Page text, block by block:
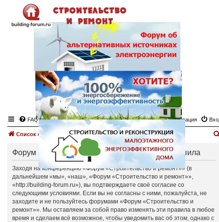
FAQ Регистрация
Список форумов
Форум «Строительство и ремонт» - Общие правила
Заходя на конференцию «Форум «Строительство и ремонт»» (в
дальнейшем «мы», «наш», «Форум «Строительство и ремонт»»,
«http://building-forum.ru»), вы подтверждаете своё согласие со
следующими условиями. Если вы не согласны с ними, пожалуйста, не
заходите и не пользуйтесь форумами «Форум «Строительство и
ремонт»». Мы оставляем за собой право изменять эти правила в любое
время и сделаем всё возможное, чтобы уведомить вас об этом, однако с